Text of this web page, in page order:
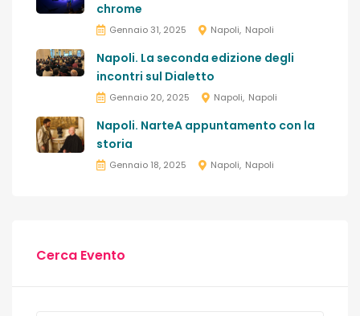
chrome
Gennaio 31, 2025 Napoli Napoli
Napoli. La seconda edizione degli
incontri sul Dialetto
Gennaio 20, 2025 Napoli Napoli
Napoli. NarteA appuntamento con la
storia
Gennaio 18, 2025 Napoli Napoli
Cerca Evento